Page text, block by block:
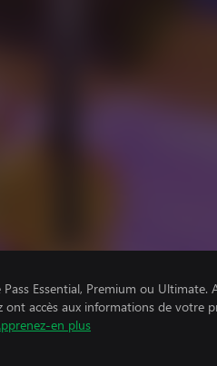
Essential, Premium ou Ultimate.
ont accès aux informations de votre
en plus